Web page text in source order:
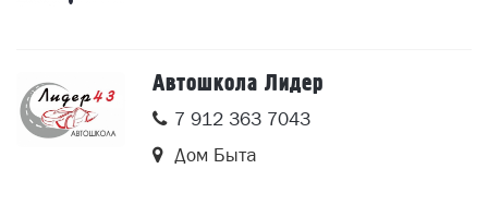
Автошкола Лидер
7 912 363 7043
Дом Быта